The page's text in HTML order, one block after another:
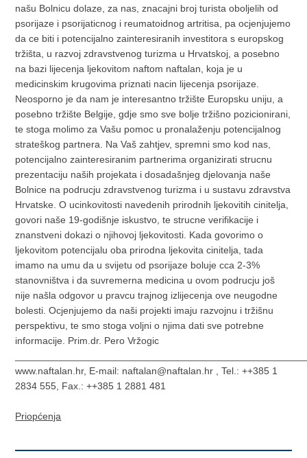
našu Bolnicu dolaze, za nas, znacajni broj turista oboljelih od
psorijaze i psorijaticnog i reumatoidnog artritisa, pa ocjenjujemo
da ce biti i potencijalno zainteresiranih investitora s europskog
tržišta, u razvoj zdravstvenog turizma u Hrvatskoj, a posebno
na bazi lijecenja ljekovitom naftom naftalan, koja je u
medicinskim krugovima priznati nacin lijecenja psorijaze.
Neosporno je da nam je interesantno tržište Europsku uniju, a
posebno tržište Belgije, gdje smo sve bolje tržišno pozicionirani,
te stoga molimo za Vašu pomoc u pronalaženju potencijalnog
strateškog partnera. Na Vaš zahtjev, spremni smo kod nas,
potencijalno zainteresiranim partnerima organizirati strucnu
prezentaciju naših projekata i dosadašnjeg djelovanja naše
Bolnice na podrucju zdravstvenog turizma i u sustavu zdravstva
Hrvatske. O ucinkovitosti navedenih prirodnih ljekovitih cinitelja,
govori naše 19-godišnje iskustvo, te strucne verifikacije i
znanstveni dokazi o njihovoj ljekovitosti. Kada govorimo o
ljekovitom potencijalu oba prirodna ljekovita cinitelja, tada
imamo na umu da u svijetu od psorijaze boluje cca 2-3%
stanovništva i da suvremerna medicina u ovom podrucju još
nije našla odgovor u pravcu trajnog izlijecenja ove neugodne
bolesti. Ocjenjujemo da naši projekti imaju razvojnu i tržišnu
perspektivu, te smo stoga voljni o njima dati sve potrebne
informacije. Prim.dr. Pero Vržogic
www.naftalan.hr, E-mail: naftalan@naftalan.hr , Tel.: ++385 1
2834 555, Fax.: ++385 1 2881 481
Priopćenja